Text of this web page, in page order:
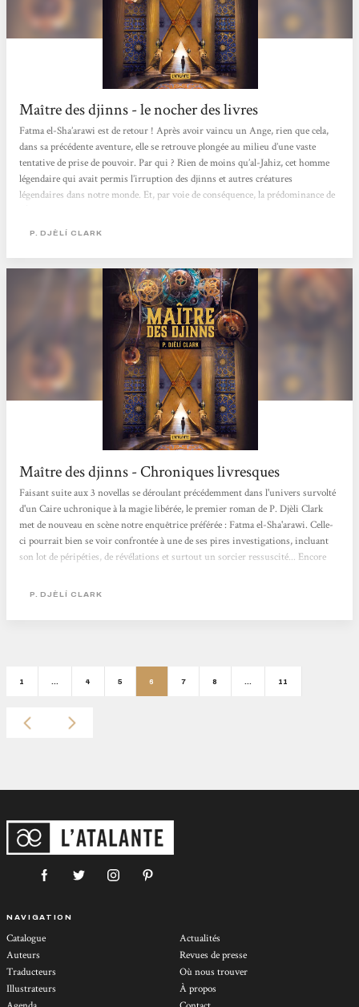
Maître des djinns - le nocher des livres
Fatma el-Sha’arawi est de retour ! Après avoir vaincu un Ange, rien que cela,
dans sa précédente aventure, elle se retrouve plongée au milieu d’une vaste
tentative de prise de pouvoir. Par qui ? Rien de moins qu’al-Jahiz, cet homme
légendaire qui avait permis l’irruption des djinns et autres créatures
légendaires dans notre monde. Et, par voie de conséquence, la prédominance de
Or, ce prétendu al-Jahiz semble vouloir renverser le gouvernement, voire
P. DJÈLÍ CLARK
Maître des djinns - Chroniques livresques
Faisant suite aux 3 novellas se déroulant précédemment dans l'univers survolté
d'un Caire uchronique à la magie libérée, le premier roman de P. Djèli Clark
met de nouveau en scène notre enquêtrice préférée : Fatma el-Sha'arawi. Celle-
ci pourrait bien se voir confrontée à une de ses pires investigations, incluant
son lot de péripéties, de révélations et surtout un sorcier ressuscité... Encore
Pour moi, tout fonctionne : les personnages hyper attachants,...
P. DJÈLÍ CLARK
1 4 5 6 7 8 11
NAVIGATION
Catalogue
Auteurs
Traducteurs
Illustrateurs
Actualités
Revues de presse
Où nous trouver
À propos